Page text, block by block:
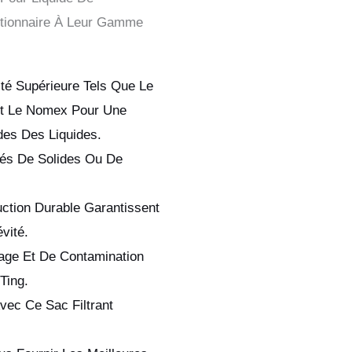
À Leur Gamme
Supérieure Tels Que Le
Le Nomex Pour Une
Des Liquides.
De Solides Ou De
Durable Garantissent
Et De Contamination
Ce Sac Filtrant